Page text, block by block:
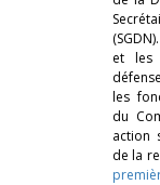
et les
les
du
action
de la